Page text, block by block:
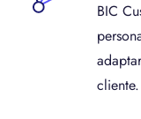
BIC
cliente.